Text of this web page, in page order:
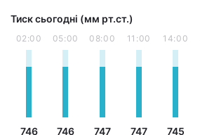
Тиск сьогодні (мм рт.ст.)
02:00
746
05:00
746
08:00
747
11:00
747
14:00
745